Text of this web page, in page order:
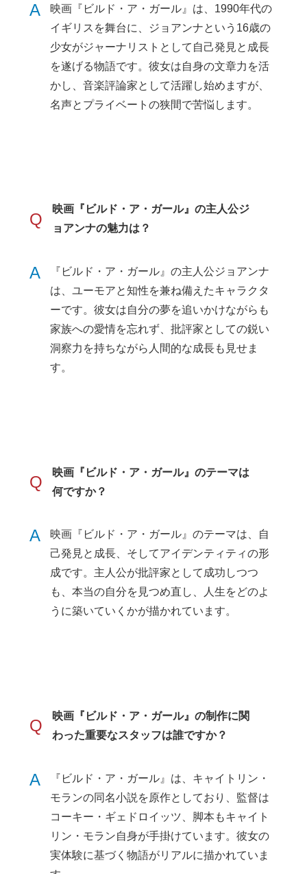
A
映画『ビルド・ア・ガール』は、1990年代の
イギリスを舞台に、ジョアンナという16歳の
少女がジャーナリストとして自己発見と成長
を遂げる物語です。彼女は自身の文章力を活
かし、音楽評論家として活躍し始めますが、
名声とプライベートの狭間で苦悩します。
Q
映画『ビルド・ア・ガール』の主人公ジ
ョアンナの魅力は？
A
『ビルド・ア・ガール』の主人公ジョアンナ
は、ユーモアと知性を兼ね備えたキャラクタ
ーです。彼女は自分の夢を追いかけながらも
家族への愛情を忘れず、批評家としての鋭い
洞察力を持ちながら人間的な成長も見せま
す。
Q
映画『ビルド・ア・ガール』のテーマは
何ですか？
A
映画『ビルド・ア・ガール』のテーマは、自
己発見と成長、そしてアイデンティティの形
成です。主人公が批評家として成功しつつ
も、本当の自分を見つめ直し、人生をどのよ
うに築いていくかが描かれています。
Q
映画『ビルド・ア・ガール』の制作に関
わった重要なスタッフは誰ですか？
A
『ビルド・ア・ガール』は、キャイトリン・
モランの同名小説を原作としており、監督は
コーキー・ギェドロイッツ、脚本もキャイト
リン・モラン自身が手掛けています。彼女の
実体験に基づく物語がリアルに描かれていま